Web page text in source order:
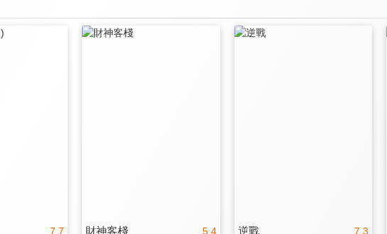
7.7 5.4
財神客棧 7.3
逆戰